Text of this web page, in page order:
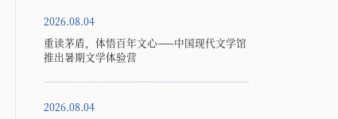
2026.08.04
重读茅盾，体悟百年文心——中国现代文学馆
推出暑期文学体验营
2026.08.04